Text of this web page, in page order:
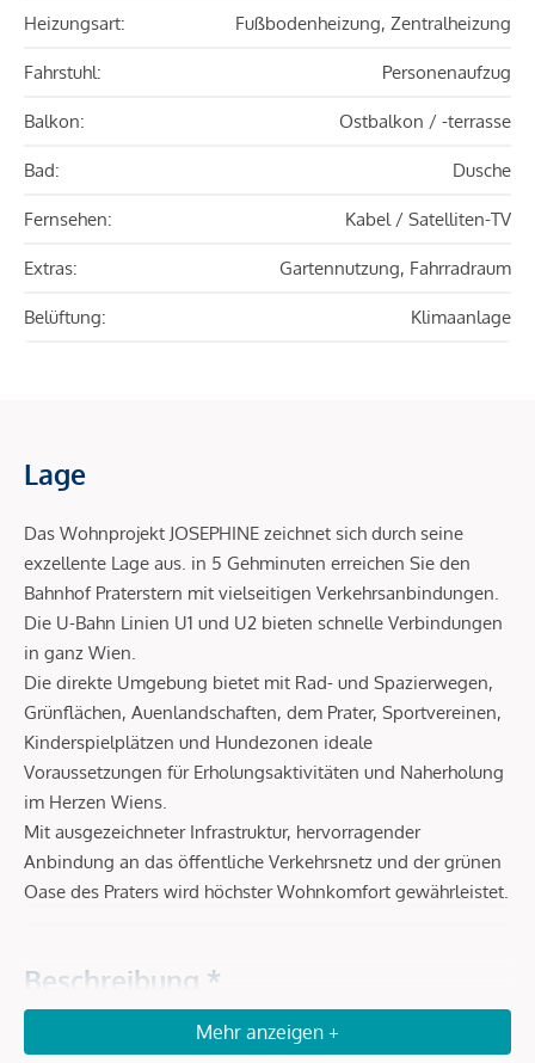
Heizungsart: Fußbodenheizung, Zentralheizung
Fahrstuhl: Personenaufzug
Balkon: Ostbalkon / -terrasse
Bad: Dusche
Fernsehen: Kabel / Satelliten-TV
Extras: Gartennutzung, Fahrradraum
Belüftung: Klimaanlage
Lage
Das Wohnprojekt JOSEPHINE zeichnet sich durch seine
exzellente Lage aus. in 5 Gehminuten erreichen Sie den
Bahnhof Praterstern mit vielseitigen Verkehrsanbindungen.
Die U-Bahn Linien U1 und U2 bieten schnelle Verbindungen
in ganz Wien.
Die direkte Umgebung bietet mit Rad- und Spazierwegen,
Grünflächen, Auenlandschaften, dem Prater, Sportvereinen,
Kinderspielplätzen und Hundezonen ideale
Voraussetzungen für Erholungsaktivitäten und Naherholung
im Herzen Wiens.
Mit ausgezeichneter Infrastruktur, hervorragender
Anbindung an das öffentliche Verkehrsnetz und der grünen
Oase des Praters wird höchster Wohnkomfort gewährleistet.
Beschreibung *
JOSEPHINE verkörpert den vollen Lebensgenuss und
Mehr anzeigen +